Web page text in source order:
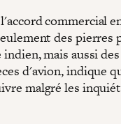
commercial
des pierres
mais aussi
d'avion, indique
malgré les